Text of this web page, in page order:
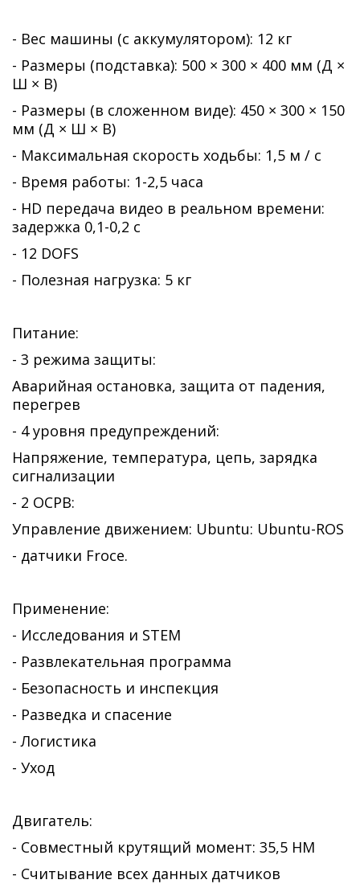
- Вес машины (с аккумулятором): 12 кг
- Размеры (подставка): 500 × 300 × 400 мм (Д ×
Ш × В)
- Размеры (в сложенном виде): 450 × 300 × 150
мм (Д × Ш × В)
- Максимальная скорость ходьбы: 1,5 м / с
- Время работы: 1-2,5 часа
- HD передача видео в реальном времени:
задержка 0,1-0,2 с
- 12 DOFS
- Полезная нагрузка: 5 кг
Питание:
- 3 режима защиты:
Аварийная остановка, защита от падения,
перегрев
- 4 уровня предупреждений:
Напряжение, температура, цепь, зарядка
сигнализации
- 2 ОСРВ:
Управление движением: Ubuntu: Ubuntu-ROS
- датчики Froce.
Применение:
- Исследования и STEM
- Развлекательная программа
- Безопасность и инспекция
- Разведка и спасение
- Логистика
- Уход
Двигатель:
- Совместный крутящий момент: 35,5 НМ
- Считывание всех данных датчиков